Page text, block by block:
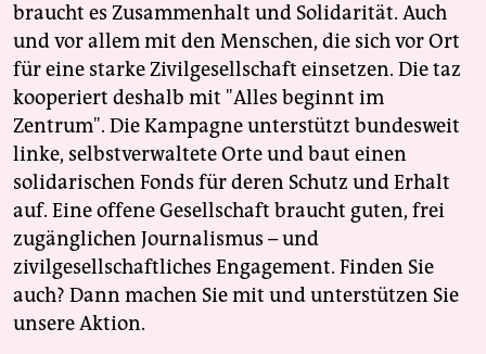
braucht es Zusammenhalt und Solidarität. Auch
und vor allem mit den Menschen, die sich vor Ort
für eine starke Zivilgesellschaft einsetzen. Die taz
kooperiert deshalb mit "Alles beginnt im
Zentrum". Die Kampagne unterstützt bundesweit
linke, selbstverwaltete Orte und baut einen
solidarischen Fonds für deren Schutz und Erhalt
auf. Eine offene Gesellschaft braucht guten, frei
zugänglichen Journalismus – und
zivilgesellschaftliches Engagement. Finden Sie
auch? Dann machen Sie mit und unterstützen Sie
unsere Aktion.